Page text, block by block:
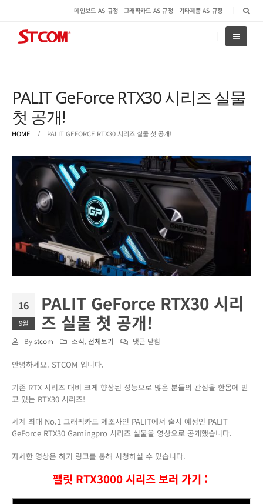
메인보드 AS 규정 그래픽카드 AS 규정 기타제품 AS 규정
PALIT GeForce RTX30 시리즈 실물
첫 공개!
HOME PALIT GEFORCE RTX30 시리즈 실물 첫 공개!
16
9월
PALIT GeForce RTX30 시리
즈 실물 첫 공개!
Bystcom 소식, 전체보기
PALIT
리
물
첫
개!
댓글 닫힘
안녕하세요. STCOM 입니다.
기존 RTX 시리즈 대비 크게 향상된 성능으로 많은 분들의 관심을 한몸에 받
고 있는 RTX30 시리즈!
세계 최대 No.1 그래픽카드 제조사인 PALIT에서 출시 예정인 PALIT
GeForce RTX30 Gamingpro 시리즈 실물을 영상으로 공개했습니다.
자세한 영상은 하기 링크를 통해 시청하실 수 있습니다.
팰릿 RTX3000 시리즈 보러 가기 :